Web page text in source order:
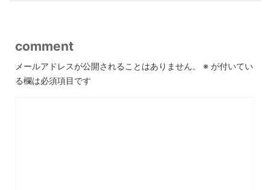
comment
メールアドレスが公開されることはありません。 ※ が付いてい
る欄は必須項目です